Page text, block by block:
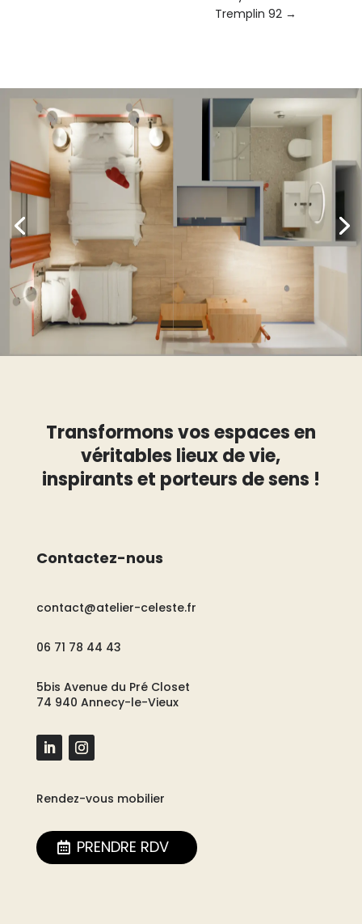
Tremplin 92 →
Transformons vos espaces en
véritables lieux de vie,
inspirants et porteurs de sens !
Contactez-nous
contact@atelier-celeste.fr
06 71 78 44 43
5bis Avenue du Pré Closet
74 940 Annecy-le-Vieux
Rendez-vous mobilier
PRENDRE RDV